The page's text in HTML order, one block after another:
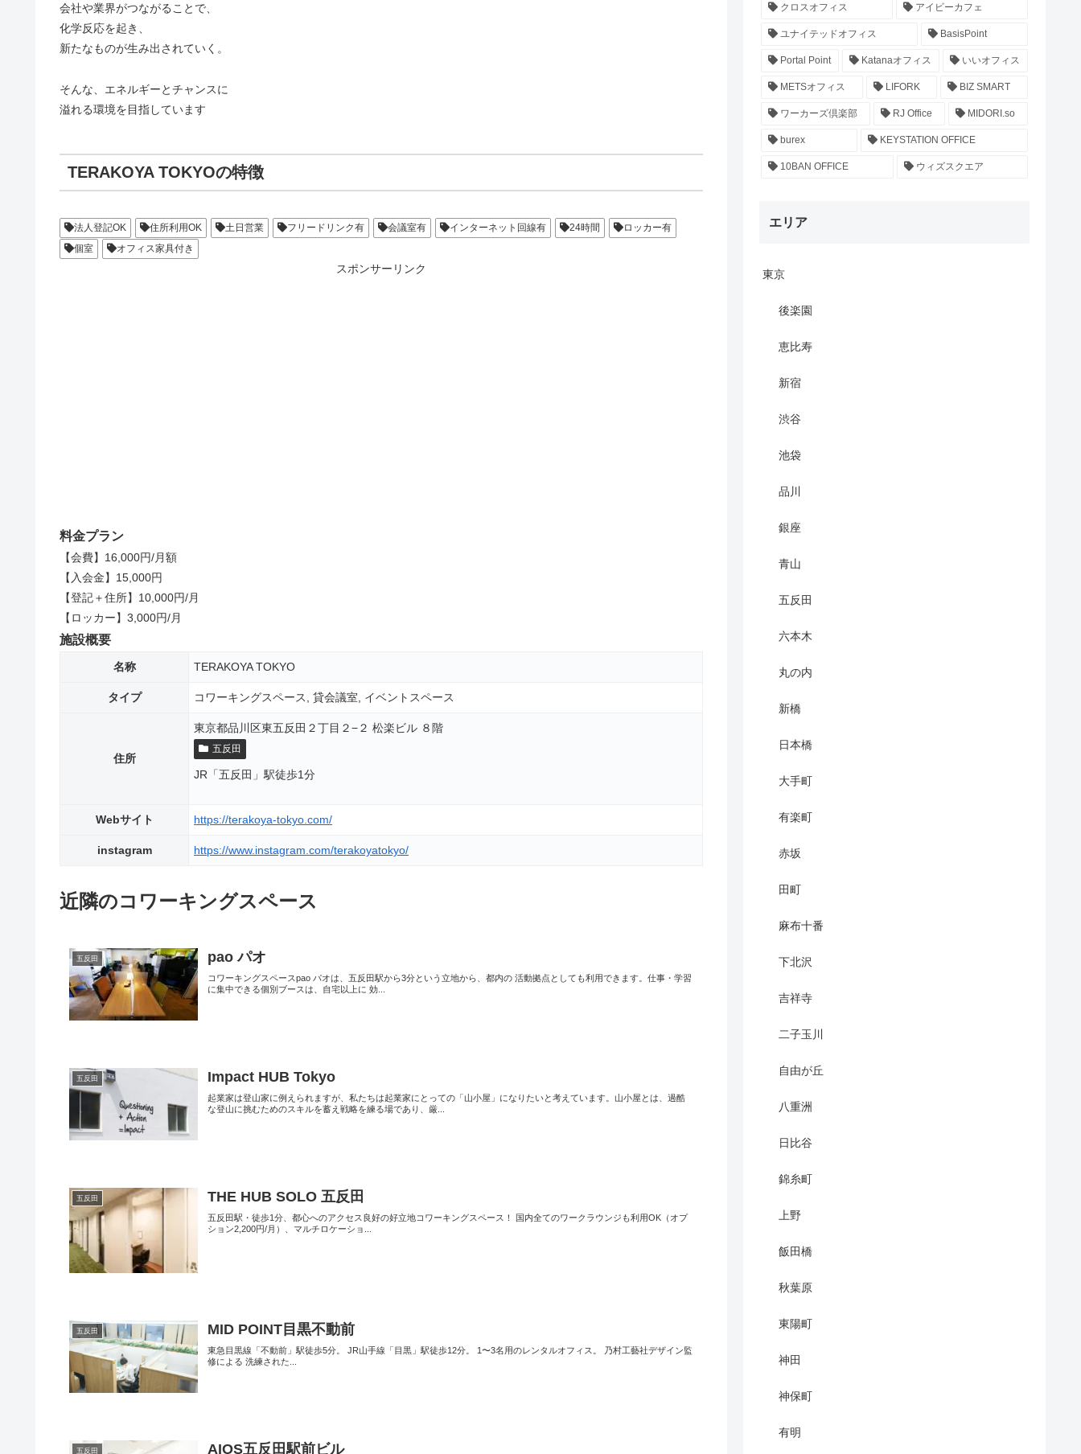
会社や業界がつながることで、
化学反応を起き、
新たなものが生み出されていく。
そんな、エネルギーとチャンスに
溢れる環境を目指しています
TERAKOYA TOKYOの特徴
法人登記OK 住所利用OK 土日営業 フリードリンク有 会議室有 インターネット回線有 24時間
ロッカー有
個室
オフィス家具付き
スポンサーリンク
料金プラン
【会費】16,000円/月額
【入会金】15,000円
【登記＋住所】10,000円/月
【ロッカー】3,000円/月
施設概要
名称 TERAKOYA TOKYO
タイプ コワーキングスペース, 貸会議室, イベントスペース
住所
東京都品川区東五反田２丁目２−２ 松楽ビル ８階
五反田
JR「五反田」駅徒歩1分
Webサイト https://terakoya-tokyo.com/
instagram https://www.instagram.com/terakoyatokyo/
近隣のコワーキングスペース
五反田 pao パオ
コワーキングスペースpao パオは、五反田駅から3分という立地から、都内の 活動拠点としても利用できます。仕事・学習
に集中できる個別ブースは、自宅以上に 効...
五反田 Impact HUB Tokyo
起業家は登山家に例えられますが、私たちは起業家にとっての「山小屋」になりたいと考えています。山小屋とは、過酷
な登山に挑むためのスキルを蓄え戦略を練る場であり、厳...
五反田 THE HUB SOLO 五反田
五反田駅・徒歩1分、都心へのアクセス良好の好立地コワーキングスペース！ 国内全てのワークラウンジも利用OK（オプ
ション2,200円/月）、マルチロケーショ...
五反田 MID POINT目黒不動前
東急目黒線「不動前」駅徒歩5分。 JR山手線「目黒」駅徒歩12分。 1〜3名用のレンタルオフィス。 乃村工藝社デザイン監
修による 洗練された...
五反田 AIOS五反田駅前ビル
クロスオフィス アイビーカフェ
ユナイテッドオフィス BasisPoint
Portal Point Katanaオフィス いいオフィス
METSオフィス LIFORK BIZ SMART
ワーカーズ倶楽部 RJ Office MIDORI.so
burex KEYSTATION OFFICE
10BAN OFFICE ウィズスクエア
エリア
東京
後楽園
恵比寿
新宿
渋谷
池袋
品川
銀座
青山
五反田
六本木
丸の内
新橋
日本橋
大手町
有楽町
赤坂
田町
麻布十番
下北沢
吉祥寺
二子玉川
自由が丘
八重洲
日比谷
錦糸町
上野
飯田橋
秋葉原
東陽町
神田
神保町
有明